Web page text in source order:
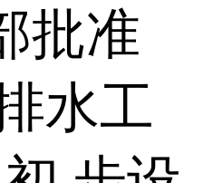
批准
水工